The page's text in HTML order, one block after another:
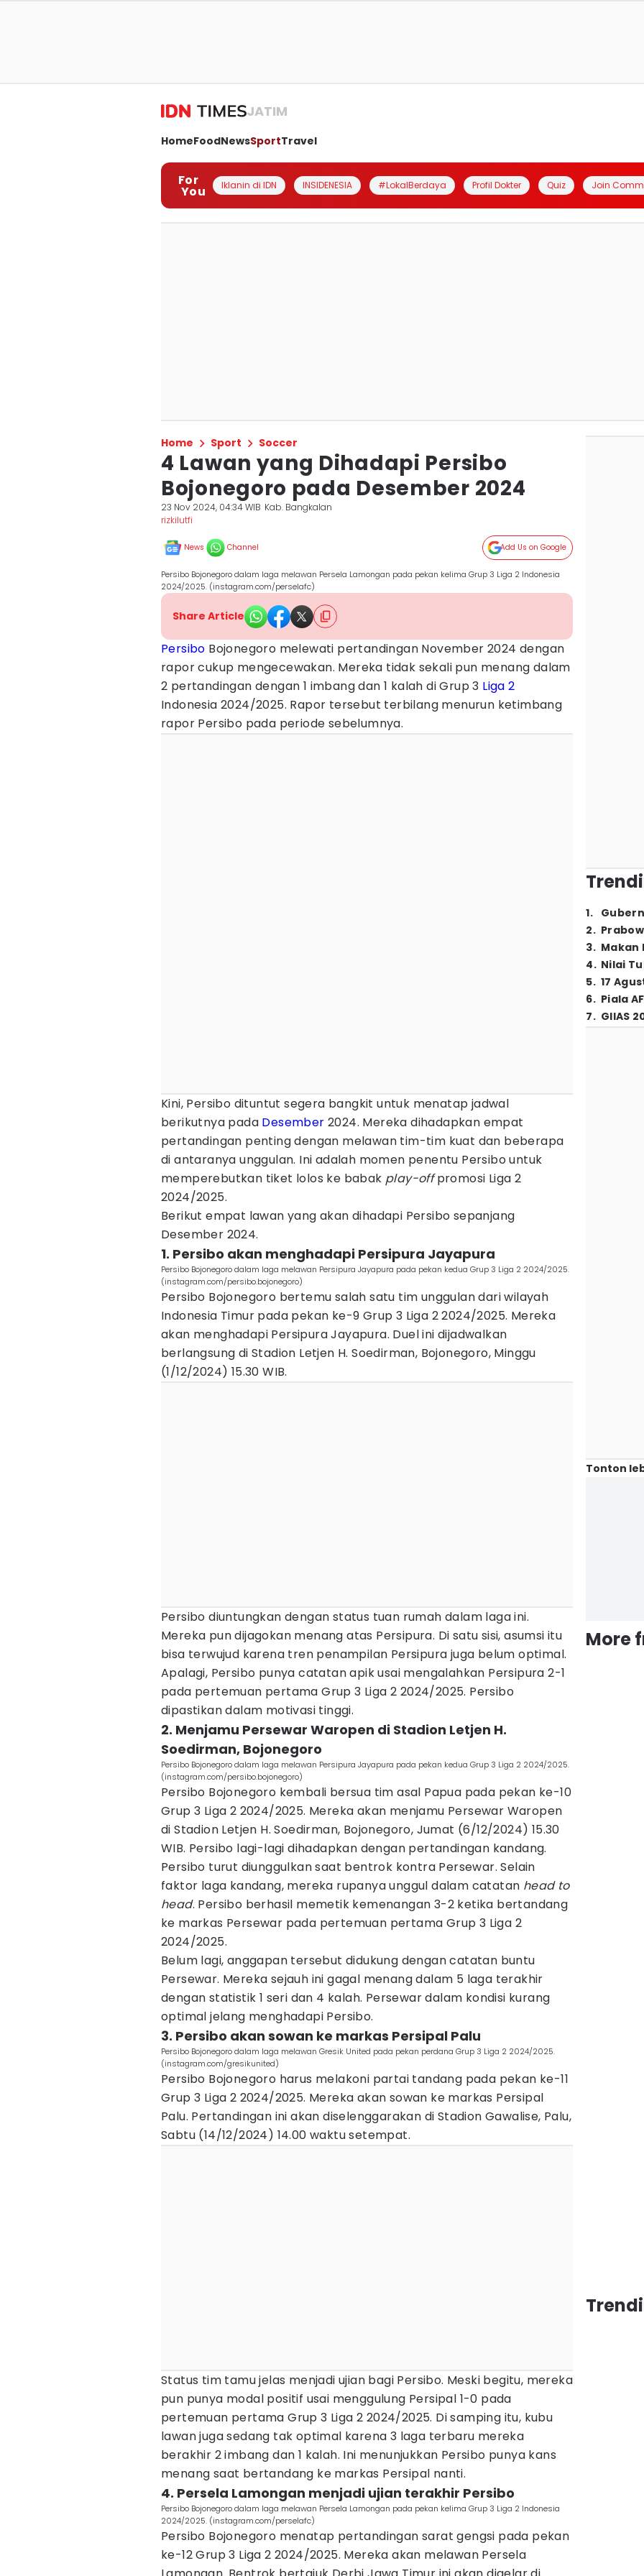
JATIM
HomeFoodNewsSportTravel
For
You Iklanin di IDN INSIDENESIA #LokalBerdaya Profil Dokter Quiz Join
Home Sport Soccer
4 Lawan yang Dihadapi Persibo
Bojonegoro pada Desember 2024
23 Nov 2024, 04:34 WIB Kab. Bangkalan
rizkilutfi
News Channel Add Us on Google
Persibo Bojonegoro dalam laga melawan Persela Lamongan pada pekan kelima Grup 3 Liga 2 Indonesia
2024/2025. (instagram.com/perselafc)
Share Article
Persibo Bojonegoro melewati pertandingan November 2024 dengan
rapor cukup mengecewakan. Mereka tidak sekali pun menang dalam
2 pertandingan dengan 1 imbang dan 1 kalah di Grup 3 Liga 2
Indonesia 2024/2025. Rapor tersebut terbilang menurun ketimbang
rapor Persibo pada periode sebelumnya.
Kini, Persibo dituntut segera bangkit untuk menatap jadwal
berikutnya pada Desember 2024. Mereka dihadapkan empat
pertandingan penting dengan melawan tim-tim kuat dan beberapa
di antaranya unggulan. Ini adalah momen penentu Persibo untuk
memperebutkan tiket lolos ke babak play-offpromosi Liga 2
2024/2025.
Berikut empat lawan yang akan dihadapi Persibo sepanjang
Desember 2024.
1. Persibo akan menghadapi Persipura Jayapura
Persibo Bojonegoro dalam laga melawan Persipura Jayapura pada pekan kedua Grup 3 Liga 2 2024/2025.
(instagram.com/persibo.bojonegoro)
Persibo Bojonegoro bertemu salah satu tim unggulan dari wilayah
Indonesia Timur pada pekan ke-9 Grup 3 Liga 2 2024/2025. Mereka
akan menghadapi Persipura Jayapura. Duel ini dijadwalkan
berlangsung di Stadion Letjen H. Soedirman, Bojonegoro, Minggu
(1/12/2024) 15.30 WIB.
Persibo diuntungkan dengan status tuan rumah dalam laga ini.
Mereka pun dijagokan menang atas Persipura. Di satu sisi, asumsi itu
bisa terwujud karena tren penampilan Persipura juga belum optimal.
Apalagi, Persibo punya catatan apik usai mengalahkan Persipura 2-1
pada pertemuan pertama Grup 3 Liga 2 2024/2025. Persibo
dipastikan dalam motivasi tinggi.
2. Menjamu Persewar Waropen di Stadion Letjen H.
Soedirman, Bojonegoro
Persibo Bojonegoro dalam laga melawan Persipura Jayapura pada pekan kedua Grup 3 Liga 2 2024/2025.
(instagram.com/persibo.bojonegoro)
Persibo Bojonegoro kembali bersua tim asal Papua pada pekan ke-10
Grup 3 Liga 2 2024/2025. Mereka akan menjamu Persewar Waropen
di Stadion Letjen H. Soedirman, Bojonegoro, Jumat (6/12/2024) 15.30
WIB. Persibo lagi-lagi dihadapkan dengan pertandingan kandang.
Persibo turut diunggulkan saat bentrok kontra Persewar. Selain
faktor laga kandang, mereka rupanya unggul dalam catatan head to
head. Persibo berhasil memetik kemenangan 3-2 ketika bertandang
ke markas Persewar pada pertemuan pertama Grup 3 Liga 2
2024/2025.
Belum lagi, anggapan tersebut didukung dengan catatan buntu
Persewar. Mereka sejauh ini gagal menang dalam 5 laga terakhir
dengan statistik 1 seri dan 4 kalah. Persewar dalam kondisi kurang
optimal jelang menghadapi Persibo.
3. Persibo akan sowan ke markas Persipal Palu
Persibo Bojonegoro dalam laga melawan Gresik United pada pekan perdana Grup 3 Liga 2 2024/2025.
(instagram.com/gresikunited)
Persibo Bojonegoro harus melakoni partai tandang pada pekan ke-11
Grup 3 Liga 2 2024/2025. Mereka akan sowan ke markas Persipal
Palu. Pertandingan ini akan diselenggarakan di Stadion Gawalise, Palu,
Sabtu (14/12/2024) 14.00 waktu setempat.
Status tim tamu jelas menjadi ujian bagi Persibo. Meski begitu, mereka
pun punya modal positif usai menggulung Persipal 1-0 pada
pertemuan pertama Grup 3 Liga 2 2024/2025. Di samping itu, kubu
lawan juga sedang tak optimal karena 3 laga terbaru mereka
berakhir 2 imbang dan 1 kalah. Ini menunjukkan Persibo punya kans
menang saat bertandang ke markas Persipal nanti.
4. Persela Lamongan menjadi ujian terakhir Persibo
Persibo Bojonegoro dalam laga melawan Persela Lamongan pada pekan kelima Grup 3 Liga 2 Indonesia
2024/2025. (instagram.com/perselafc)
Persibo Bojonegoro menatap pertandingan sarat gengsi pada pekan
ke-12 Grup 3 Liga 2 2024/2025. Mereka akan melawan Persela
1.
2.
3. Makan
4. Nilai
5. 17
6. Piala
7. GIIAS
Tonton
More